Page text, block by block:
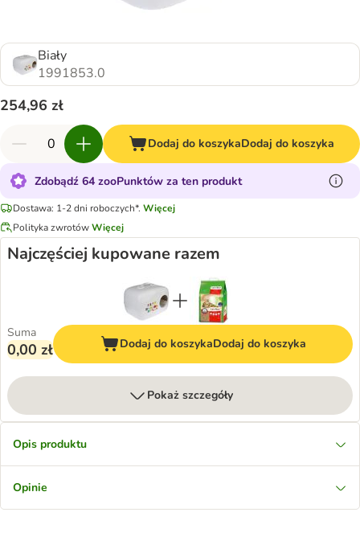
Biały
1991853.0
254,96 zł
Dodaj do koszykaDodaj do koszyka
Zdobądź 64 zooPunktów za ten produkt
Dostawa: 1-2 dni roboczych*. Więcej
Polityka zwrotówWięcej
Najczęściej kupowane razem
Suma
0,00 zł Dodaj do koszykaDodaj do koszyka
Pokaż szczegóły
Opis produktu
Opinie